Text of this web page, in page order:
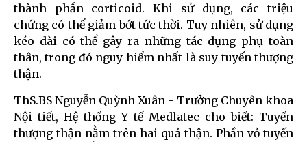
thành phần corticoid. Khi sử dụng, các triệu
chứng có thể giảm bớt tức thời. Tuy nhiên, sử dụng
kéo dài có thể gây ra những tác dụng phụ toàn
thân, trong đó nguy hiểm nhất là suy tuyến thượng
thận.
ThS.BS Nguyễn Quỳnh Xuân - Trưởng Chuyên khoa
Nội tiết, Hệ thống Y tế Medlatec cho biết: Tuyến
thượng thận nằm trên hai quả thận. Phần vỏ tuyến